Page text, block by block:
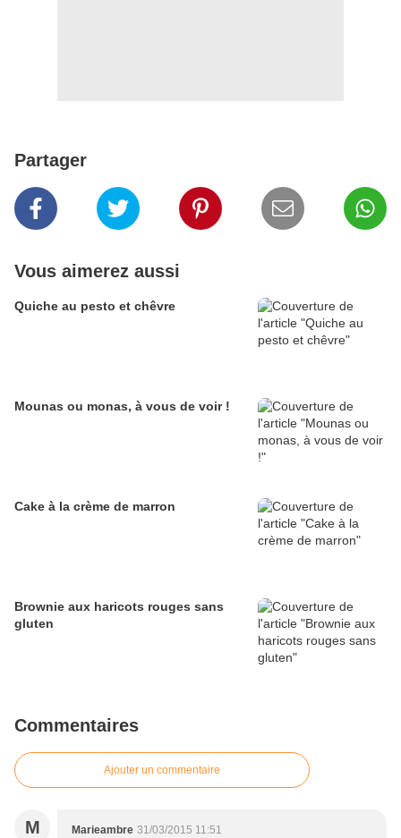
Partager
Vous aimerez aussi
Quiche au pesto et chêvre
Mounas ou monas, à vous de voir !
Cake à la crème de marron
Brownie aux haricots rouges sans
gluten
Commentaires
Ajouter un commentaire
M Marieambre 31/03/2015 11:51